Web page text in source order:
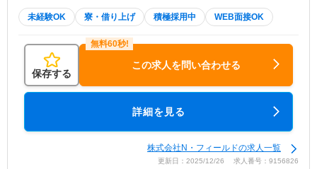
未経験OK 寮・借り上げ 積極採用中 WEB面接OK
保存する
この求人を問い合わせる
詳細を見る
株式会社N・フィールドの求人一覧
更新日：2025/12/26 求人番号：9156826